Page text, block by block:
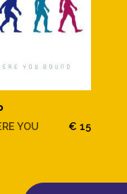
YOU
€ 15